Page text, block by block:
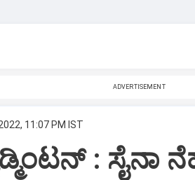
ADVERTISEMENT
11:07 PM IST
: ಸೈನಾ